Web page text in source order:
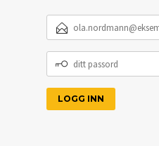
POSTADRESSE
PASSORD